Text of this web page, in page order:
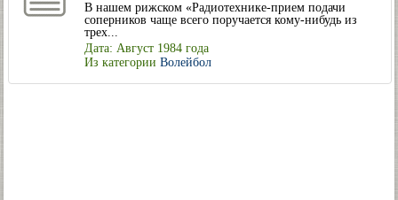
В нашем рижском «Радиотехнике-прием подачи
соперников чаще всего поручается кому-нибудь из
трех...
Дата: Август 1984 года
Из категории Волейбол